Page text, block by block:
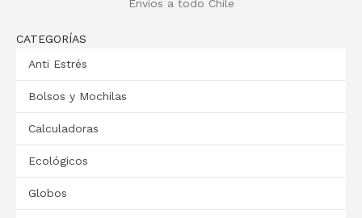
Envíos a todo Chile
CATEGORÍAS
Anti Estrés
Bolsos y Mochilas
Calculadoras
Ecológicos
Globos